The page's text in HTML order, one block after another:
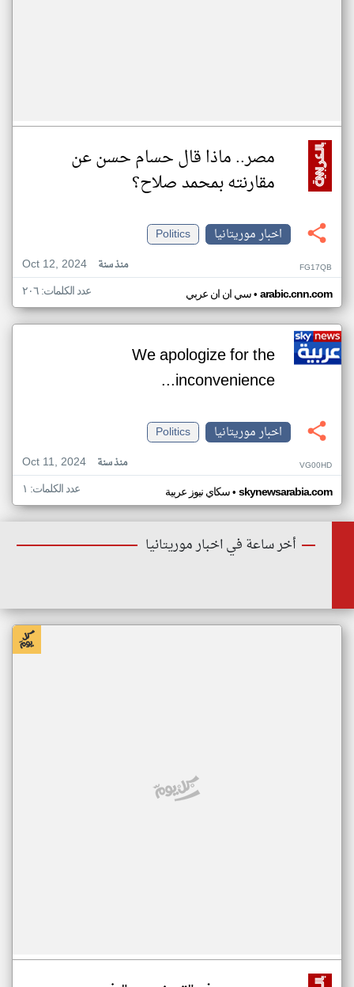
مصر.. ماذا قال حسام حسن عن
مقارنته بمحمد صلاح؟
اخبار موريتانيا
Politics
Oct 12, 2024
منذ سنة FG17QB
سي ان ان عربي• arabic.cnn.com عدد الكلمات: ٢٠٦
We apologize for the
inconvenience...
اخبار موريتانيا
Politics
Oct 11, 2024
منذ سنة VG00HD
سكاي نيوز عربية• skynewsarabia.com عدد الكلمات: ١
أخر ساعة في اخبار موريتانيا